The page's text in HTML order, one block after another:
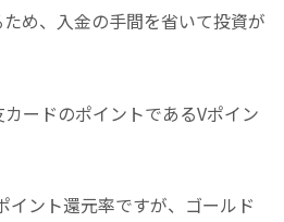
め、入金の手間を省いて投資が
ードのポイントであるVポイン
イント還元率ですが、ゴールド